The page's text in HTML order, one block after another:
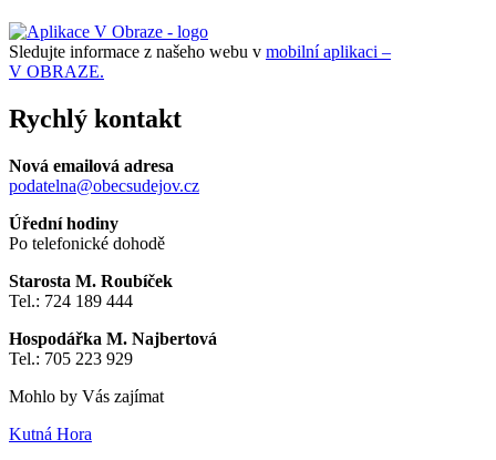
Sledujte informace z našeho webu v mobilní aplikaci –
V OBRAZE.
Rychlý kontakt
Nová emailová adresa
podatelna@obecsudejov.cz
Úřední hodiny
Po telefonické dohodě
Starosta M. Roubíček
Tel.: 724 189 444
Hospodářka M. Najbertová
Tel.: 705 223 929
Mohlo by Vás zajímat
Kutná Hora